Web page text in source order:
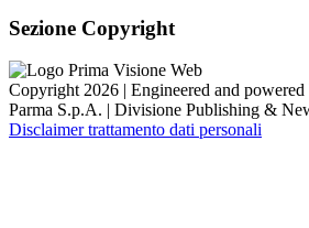
Sezione Copyright
Copyright 2026 | Engineered and
Parma S.p.A. | Divisione Publishing &
Disclaimer trattamento dati personali